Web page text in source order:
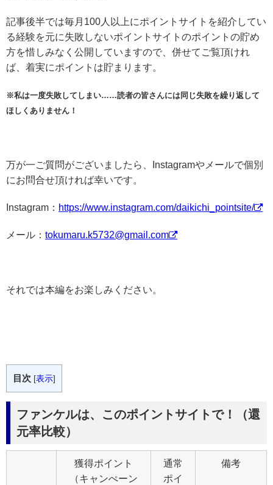
記事後半では毎月100人以上にポイントサイトを紹介してい
る経験を元に失敗しないポイントサイトのポイントの貯め
方を惜しみなく公開していますので、併せてご覧頂けれ
ば、着実にポイントは貯まります。
※私は一度失敗してしまい……読者の皆さんには同じ失敗を繰り返して
ほしくありません！
万が一ご質問がございましたら、Instagramやメールで個別
にお問合せ頂ければ幸いです。
Instagram： https://www.instagram.com/daikichi_pointsite/
メール： tokumaru.k5732@gmail.com
それでは本編をお楽しみください。
目次 [表示]
ファンケルは、このポイントサイトで！（還
元率比較）
獲得ポイント
（キャンぺーン
通常
ポイ
備考